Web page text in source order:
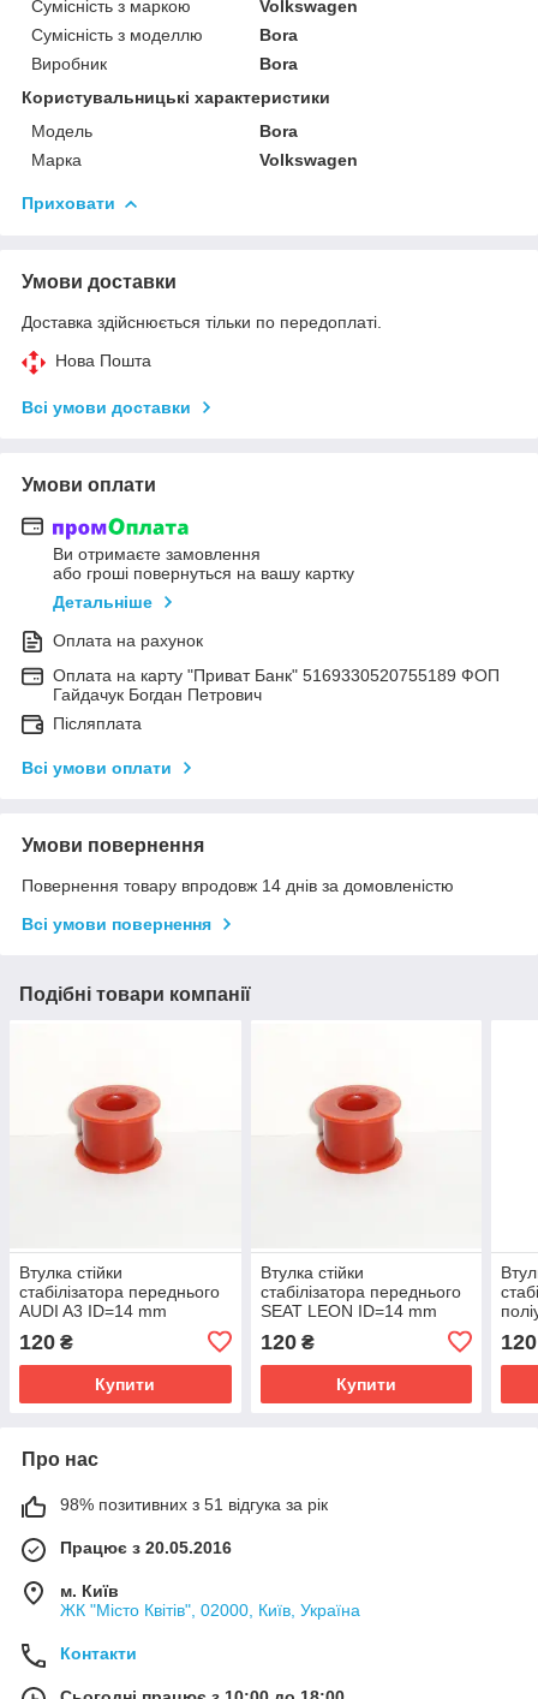
Сумісність з маркою
Volkswagen
Сумісність з моделлю
Bora
Виробник
Bora
Користувальницькі характеристики
Модель
Bora
Марка
Volkswagen
Приховати
Умови доставки
Доставка здійснюється тільки по передоплаті.
Нова Пошта
Всі умови доставки
Умови оплати
Ви отримаєте замовлення
або гроші повернуться на вашу картку
Детальніше
Оплата на рахунок
Оплата на карту "Приват Банк" 5169330520755189 ФОП
Гайдачук Богдан Петрович
Післяплата
Всі умови оплати
Умови повернення
Повернення товару впродовж 14 днів за домовленістю
Всі умови повернення
Подібні товари компанії
Втулка стійки
стабілізатора переднього
AUDI A3 ID=14 mm
120 ₴
Купити
Втулка стійки
стабілізатора переднього
SEAT LEON ID=14 mm
120₴
Купити
120
Про нас
98% позитивних з 51 відгука за рік
Працює з 20.05.2016
м. Київ
ЖК "Місто Квітів", 02000, Київ, Україна
Контакти